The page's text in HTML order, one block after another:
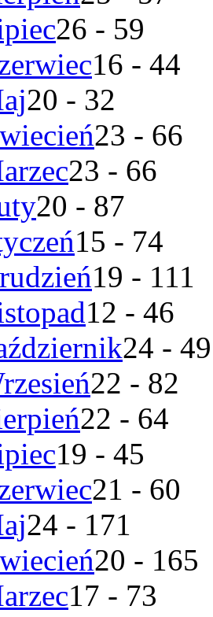
26 - 59
16 - 44
20 - 32
23 - 66
23 - 66
20 - 87
15 - 74
19 - 111
12 - 46
24 - 49
22 - 82
22 - 64
19 - 45
21 - 60
24 - 171
20 - 165
17 - 73